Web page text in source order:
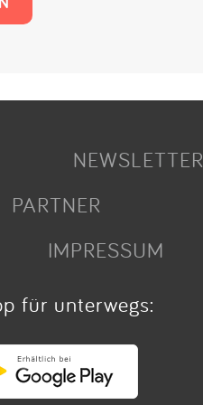
NEWSLETTER
PARTNER
IMPRESSUM
für unterwegs: